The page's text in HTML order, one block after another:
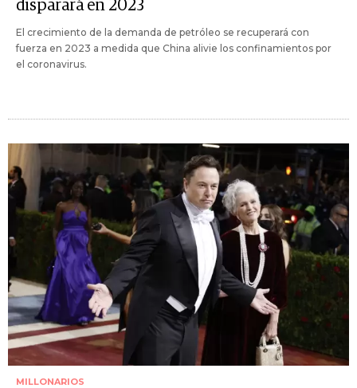
disparará en 2023
El crecimiento de la demanda de petróleo se recuperará con
fuerza en 2023 a medida que China alivie los confinamientos por
el coronavirus.
MILLONARIOS